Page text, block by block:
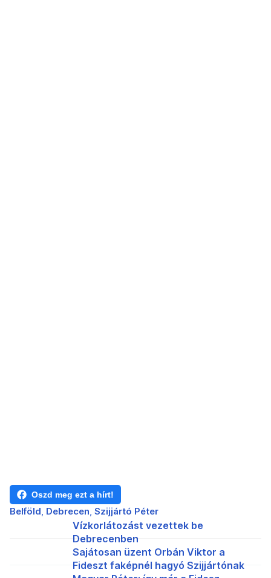
Oszd meg ezt a hírt!
Belföld Debrecen Szijjártó Péter
Vízkorlátozást vezettek be
Debrecenben
Sajátosan üzent Orbán Viktor a
Fideszt faképnél hagyó Szijjártónak